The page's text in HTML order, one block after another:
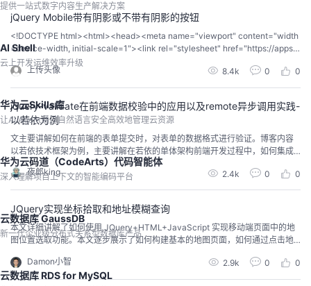
提供一站式数字内容生产解决方案
AI Shell
云上开发运维效率升级
华为云Skills库
让AI Agent通过自然语言安全高效地管理云资源
华为云码道（CodeArts）代码智能体
深入理解项目上下文的智能编码平台
云数据库 GaussDB
新一代企业级分布式关系型数据库产品
云数据库 RDS for MySQL
jQuery Mobile带有阴影或不带有阴影的按钮
<!DOCTYPE html><html><head><meta name="viewport" content="width
=device-width, initial-scale=1"><link rel="stylesheet" href="https://apps.b
dimg.com/libs/jquerymobile/1.4.5/jquery.mobile-1.4.5.min.cs...
上传头像
8.4k 0 0
jquery-validate在前端数据校验中的应用以及remote异步调用实践-
以若依为例
文主要讲解如何在前端的表单提交时，对表单的数据格式进行验证。博客内容
以若依技术框架为例，主要讲解在若依的单体架构前端开发过程中，如何集成j
Query Validate这个组件。。
夜郎king
2.4k 0 0
JQuery实现坐标拾取和地址模糊查询
本文详细讲解了如何使用 JQuery+HTML+JavaScript 实现移动端页面中的地
图位置选取功能。本文逐步展示了如何构建基本的地图页面，如何通过点击地
后，提供了完整的代码示例，并总结了基于地图API进行地图位置选点的开发过
程，帮助开发者快速上手并应用到实际项目中。
Damon小智 2.9k 0 0